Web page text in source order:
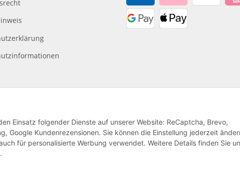
Einsatz folgender Dienste auf unserer Website: ReCaptcha, Brevo,
Google Kundenrezensionen. Sie können die Einstellung jederzeit
für personalisierte Werbung verwendet. Weitere Details finden Sie
.